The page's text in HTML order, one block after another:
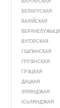
БАЎГАРСКАЯ
БЕЛАРУСКАЯ
ВАЛІЙСКАЯ
ВУГОРСКАЯ
ГІШПАНСКАЯ
ГРУЗІНСКАЯ
ГРЭЦКАЯ
ДАЦКАЯ
ІРЛЯНДЗКАЯ
ІСЬЛЯНДЗКАЯ